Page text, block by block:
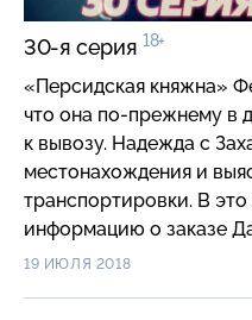
30-я серия 18+
«Персидская княжна»
что она по-прежнему в
к вывозу. Надежда с
местонахождения и
транспортировки. В
информацию о заказе
«Персидской княжны».
19 ИЮЛЯ 2018